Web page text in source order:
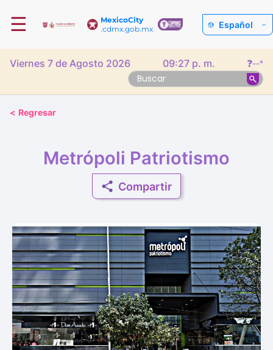
MexicoCity
.cdmx.gob.mx
☰ Español
Viernes 7 de Agosto 2026 09:27 p. m. ❓--°
< Regresar
Metrópoli Patriotismo
Compartir